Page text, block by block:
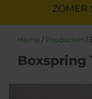
ZOMER
Home / Producten /
Boxspring